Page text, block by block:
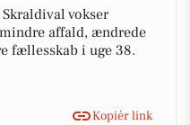
vokser
affald, ændrede
fællesskab i uge 38.
Kopiér link